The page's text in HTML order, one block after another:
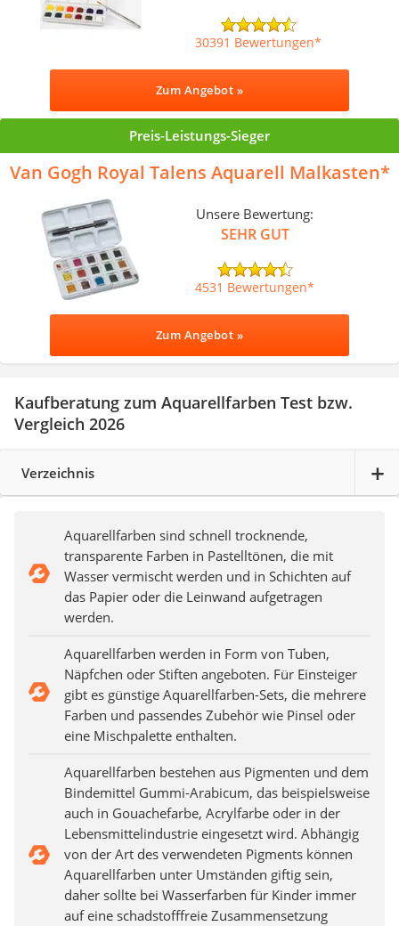
30391 Bewertungen
Zum Angebot »
Preis-Leistungs-Sieger
Van Gogh Royal Talens Aquarell Malkasten
Unsere Bewertung:
SEHR GUT
4531 Bewertungen
Zum Angebot »
Kaufberatung zum Aquarellfarben Test bzw.
Vergleich 2026
Verzeichnis
Aquarellfarben sind schnell trocknende,
transparente Farben in Pastelltönen, die mit
Wasser vermischt werden und in Schichten auf
das Papier oder die Leinwand aufgetragen
werden.
Aquarellfarben werden in Form von Tuben,
Näpfchen oder Stiften angeboten. Für Einsteiger
gibt es günstige Aquarellfarben-Sets, die mehrere
Farben und passendes Zubehör wie Pinsel oder
eine Mischpalette enthalten.
Aquarellfarben bestehen aus Pigmenten und dem
Bindemittel Gummi-Arabicum, das beispielsweise
auch in Gouachefarbe, Acrylfarbe oder in der
Lebensmittelindustrie eingesetzt wird. Abhängig
von der Art des verwendeten Pigments können
Aquarellfarben unter Umständen giftig sein,
daher sollte bei Wasserfarben für Kinder immer
auf eine schadstofffreie Zusammensetzung